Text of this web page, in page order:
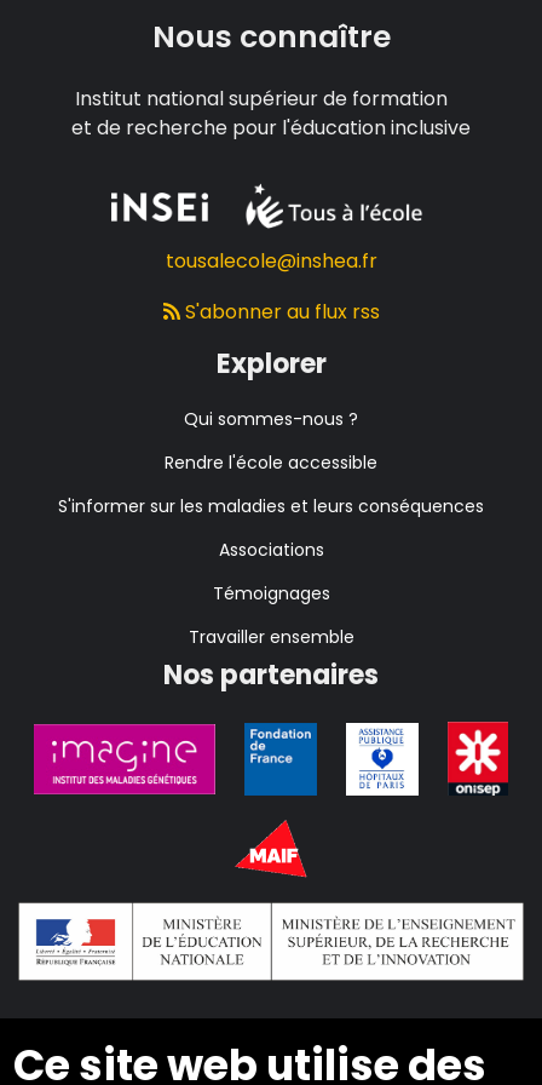
Ce site web utilise des
Nous connaître
Institut national supérieur de formation
et de recherche pour l'éducation inclusive
tousalecole@inshea.fr
S'abonner au flux rss
Explorer
Qui sommes-nous ?
Rendre l'école accessible
S'informer sur les maladies et leurs conséquences
Associations
Témoignages
Travailler ensemble
Nos partenaires
2024 © Copyright INSEI. Tous droits réservés